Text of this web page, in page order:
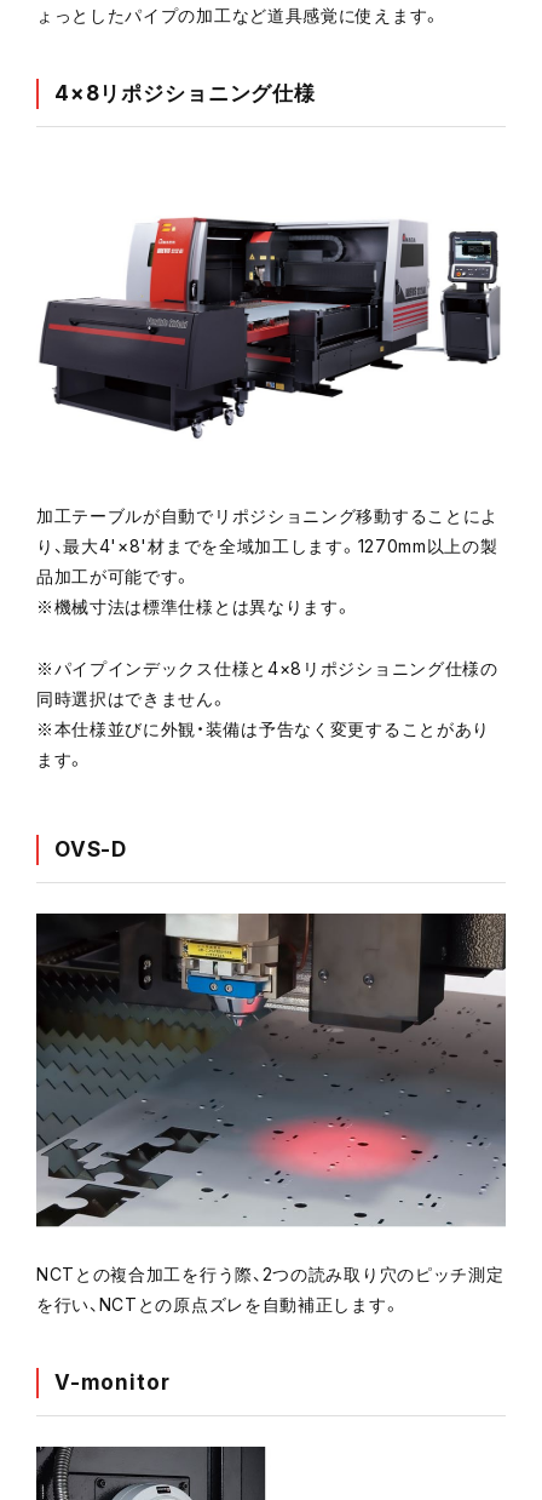
ょっとしたパイプの加工など道具感覚に使えます。
4×8リポジショニング仕様
加工テーブルが自動でリポジショニング移動することによ
り、最大4'×8'材までを全域加工します。1270mm以上の製
品加工が可能です。
※機械寸法は標準仕様とは異なります。
※パイプインデックス仕様と4×8リポジショニング仕様の
同時選択はできません。
※本仕様並びに外観・装備は予告なく変更することがあり
ます。
OVS-D
NCTとの複合加工を行う際、2つの読み取り穴のピッチ測定
を行い、NCTとの原点ズレを自動補正します。
V-monitor